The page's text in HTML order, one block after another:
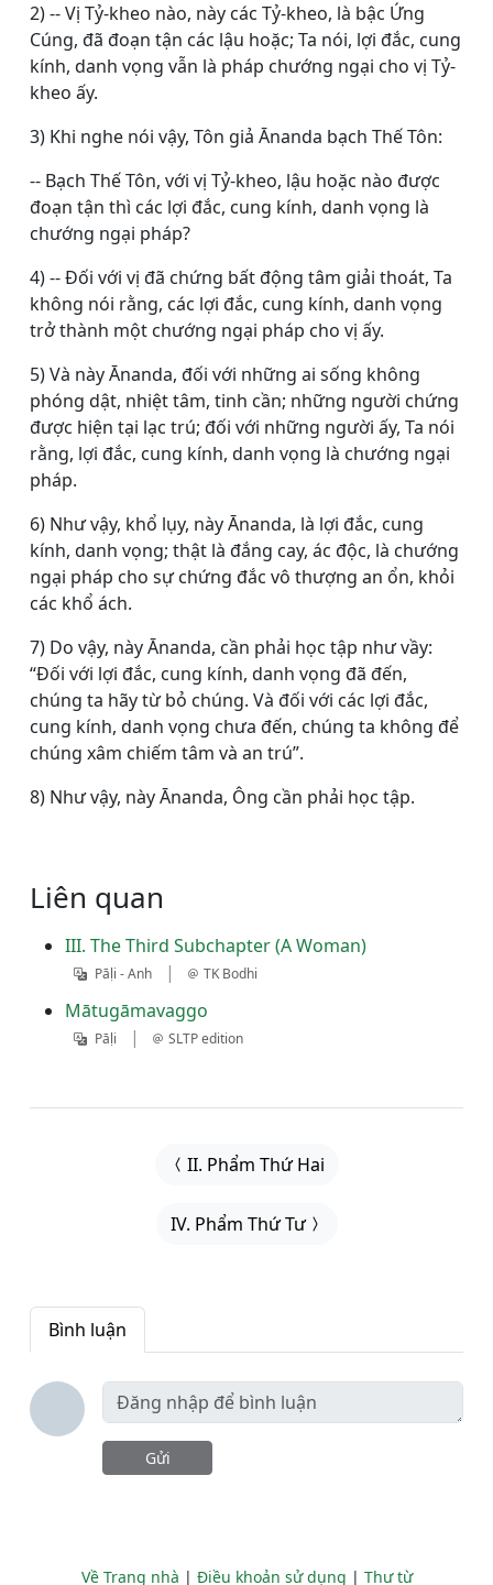
2) -- Vị Tỷ-kheo nào, này các Tỷ-kheo, là bậc Ứng
Cúng, đã đoạn tận các lậu hoặc; Ta nói, lợi đắc, cung
kính, danh vọng vẫn là pháp chướng ngại cho vị Tỷ-
kheo ấy.
3) Khi nghe nói vậy, Tôn giả Ānanda bạch Thế Tôn:
-- Bạch Thế Tôn, với vị Tỷ-kheo, lậu hoặc nào được
đoạn tận thì các lợi đắc, cung kính, danh vọng là
chướng ngại pháp?
4) -- Ðối với vị đã chứng bất động tâm giải thoát, Ta
không nói rằng, các lợi đắc, cung kính, danh vọng
trở thành một chướng ngại pháp cho vị ấy.
5) Và này Ānanda, đối với những ai sống không
phóng dật, nhiệt tâm, tinh cần; những người chứng
được hiện tại lạc trú; đối với những người ấy, Ta nói
rằng, lợi đắc, cung kính, danh vọng là chướng ngại
pháp.
6) Như vậy, khổ lụy, này Ānanda, là lợi đắc, cung
kính, danh vọng; thật là đắng cay, ác độc, là chướng
ngại pháp cho sự chứng đắc vô thượng an ổn, khỏi
các khổ ách.
7) Do vậy, này Ānanda, cần phải học tập như vầy:
“Ðối với lợi đắc, cung kính, danh vọng đã đến,
chúng ta hãy từ bỏ chúng. Và đối với các lợi đắc,
cung kính, danh vọng chưa đến, chúng ta không để
chúng xâm chiếm tâm và an trú”.
8) Như vậy, này Ānanda, Ông cần phải học tập.
Liên quan
III. The Third Subchapter (A Woman)
Pāḷi - Anh | TK Bodhi
Mātugāmavaggo
Pāḷi | SLTP edition
II. Phẩm Thứ Hai
IV. Phẩm Thứ Tư
Bình luận
Gửi
Về Trang nhà | Điều khoản sử dụng | Thư từ